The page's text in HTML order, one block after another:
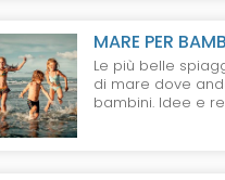
MARE PER
Le più belle
di mare dove
bambini. Idee e